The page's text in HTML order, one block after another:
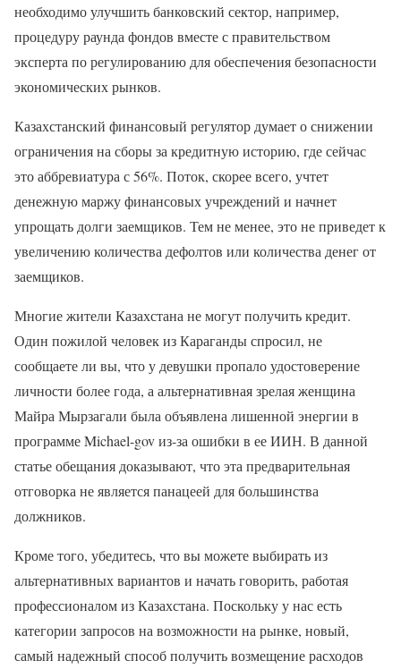
необходимо улучшить банковский сектор, например,
процедуру раунда фондов вместе с правительством
эксперта по регулированию для обеспечения безопасности
экономических рынков.
Казахстанский финансовый регулятор думает о снижении
ограничения на сборы за кредитную историю, где сейчас
это аббревиатура с 56%. Поток, скорее всего, учтет
денежную маржу финансовых учреждений и начнет
упрощать долги заемщиков. Тем не менее, это не приведет к
увеличению количества дефолтов или количества денег от
заемщиков.
Многие жители Казахстана не могут получить кредит.
Один пожилой человек из Караганды спросил, не
сообщаете ли вы, что у девушки пропало удостоверение
личности более года, а альтернативная зрелая женщина
Майра Мырзагали была объявлена ​​лишенной энергии в
программе Michael-gov из-за ошибки в ее ИИН. В данной
статье обещания доказывают, что эта предварительная
отговорка не является панацеей для большинства
должников.
Кроме того, убедитесь, что вы можете выбирать из
альтернативных вариантов и начать говорить, работая
профессионалом из Казахстана. Поскольку у нас есть
категории запросов на возможности на рынке, новый,
самый надежный способ получить возмещение расходов